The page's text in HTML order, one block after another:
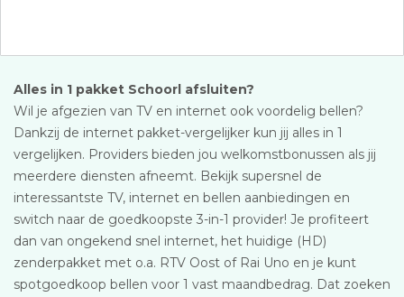
Alles in 1 pakket Schoorl afsluiten?
Wil je afgezien van TV en internet ook voordelig bellen?
Dankzij de internet pakket-vergelijker kun jij alles in 1
vergelijken. Providers bieden jou welkomstbonussen als jij
meerdere diensten afneemt. Bekijk supersnel de
interessantste TV, internet en bellen aanbiedingen en
switch naar de goedkoopste 3-in-1 provider! Je profiteert
dan van ongekend snel internet, het huidige (HD)
zenderpakket met o.a. RTV Oost of Rai Uno en je kunt
spotgoedkoop bellen voor 1 vast maandbedrag. Dat zoeken